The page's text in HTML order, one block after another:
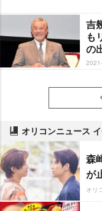
吉
も
の
オリコンニュース
森
が
オリ